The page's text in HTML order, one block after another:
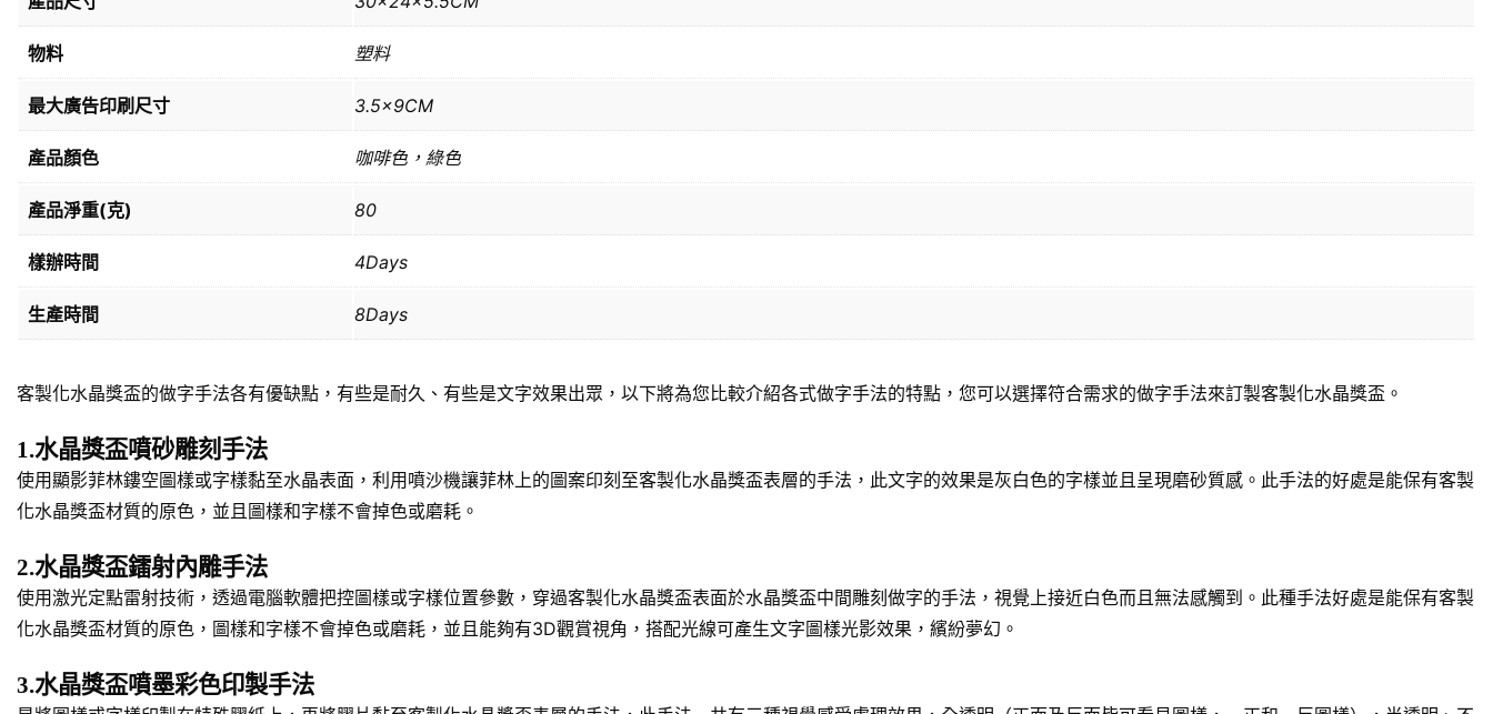
物料 塑料
最大廣告印刷尺寸 3.5x9CM
產品顏色 咖啡色，綠色
產品淨重(克) 80
樣辦時間 4Days
生產時間 8Days
客製化水晶獎盃的做字手法各有優缺點，有些是耐久、有些是文字效果出眾，以下將為您比較介紹各式做字手法的特點，您可以選擇符合需求的做字手法來訂製客製化水晶獎盃。
1.水晶獎盃噴砂雕刻手法
使用顯影菲林鏤空圖樣或字樣黏至水晶表面，利用噴沙機讓菲林上的圖案印刻至客製化水晶獎盃表層的手法，此文字的效果是灰白色的字樣並且呈現磨砂質感。此手法的好處是能保有客製
化水晶獎盃材質的原色，並且圖樣和字樣不會掉色或磨耗。
2.水晶獎盃鐳射內雕手法
使用激光定點雷射技術，透過電腦軟體把控圖樣或字樣位置參數，穿過客製化水晶獎盃表面於水晶獎盃中間雕刻做字的手法，視覺上接近白色而且無法感觸到。此種手法好處是能保有客製
化水晶獎盃材質的原色，圖樣和字樣不會掉色或磨耗，並且能夠有3D觀賞視角，搭配光線可產生文字圖樣光影效果，繽紛夢幻。
3.水晶獎盃噴墨彩色印製手法